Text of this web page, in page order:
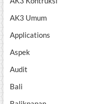
AK3 Umum
Applications
Aspek
Audit
Bali